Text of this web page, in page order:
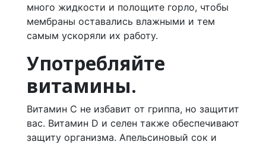
много жидкости и полощите горло, чтобы
мембраны оставались влажными и тем
самым ускоряли их работу.
Употребляйте
витамины.
Витамин С не избавит от гриппа, но защитит
вас. Витамин D и селен также обеспечивают
защиту организма. Апельсиновый сок и